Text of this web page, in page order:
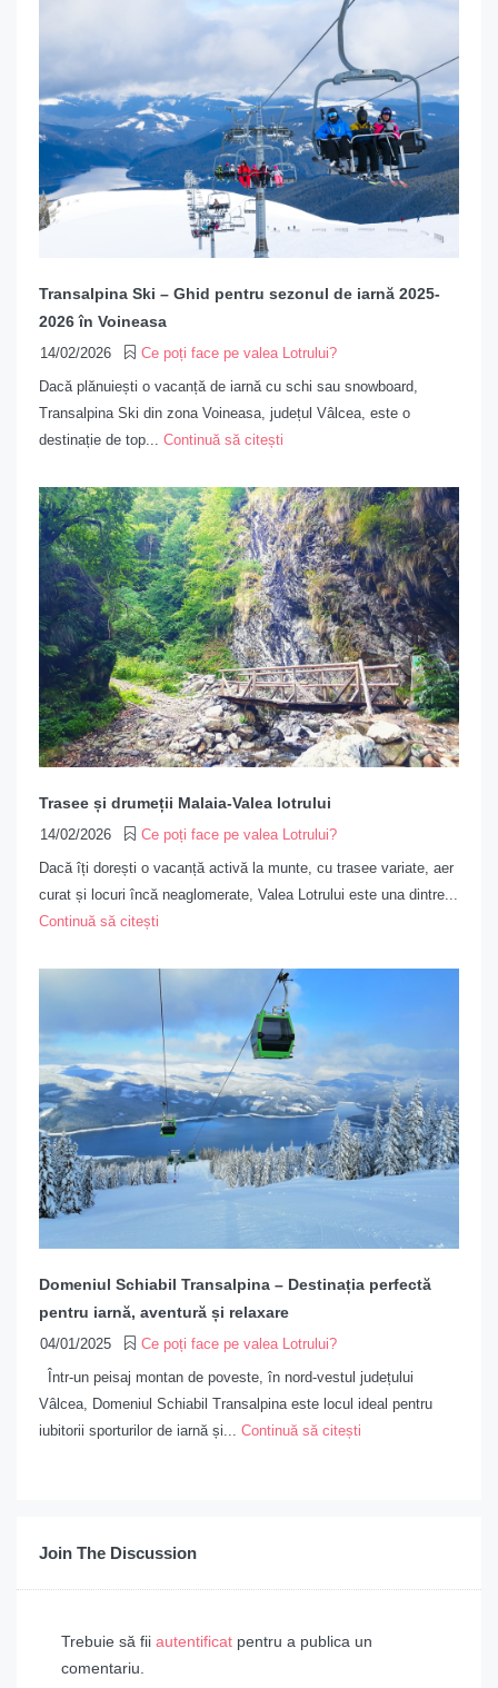
Transalpina Ski – Ghid pentru sezonul de iarnă 2025-
2026 în Voineasa
14/02/2026
Ce poți face pe valea Lotrului?
Dacă plănuiești o vacanță de iarnă cu schi sau snowboard,
Transalpina Ski din zona Voineasa, județul Vâlcea, este o
destinație de top... Continuă să citești
Trasee și drumeții Malaia-Valea lotrului
14/02/2026
Ce poți face pe valea Lotrului?
Dacă îți dorești o vacanță activă la munte, cu trasee variate, aer
curat și locuri încă neaglomerate, Valea Lotrului este una dintre...
Continuă să citești
Domeniul Schiabil Transalpina – Destinația perfectă
pentru iarnă, aventură și relaxare
04/01/2025
Ce poți face pe valea Lotrului?
Într-un peisaj montan de poveste, în nord-vestul județului
Vâlcea, Domeniul Schiabil Transalpina este locul ideal pentru
iubitorii sporturilor de iarnă și... Continuă să citești
Join The Discussion
Trebuie să fii autentificat pentru a publica un
comentariu.